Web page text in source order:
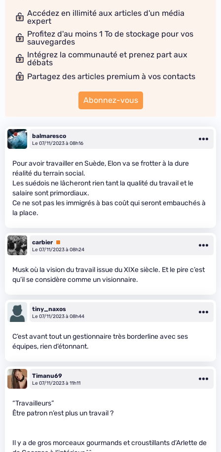
Accédez en illimité aux articles d'un média
expert
Profitez d'au moins 1 To de stockage pour vos
sauvegardes
Intégrez la communauté et prenez part aux
débats
Partagez des articles premium à vos contacts
Abonnez-vous
balmaresco
Le 07/11/2023 à 08h16
Pour avoir travailler en Suède, Elon va se frotter à la dure
réalité du terrain social.
Les suédois ne lâcheront rien tant la qualité du travail et le
salaire sont primordiaux.
Ce ne sot pas les immigrés à bas coût qui seront embauchés à
la place.
carbier Premium
Le 07/11/2023 à 08h24
Musk où la vision du travail issue du XIXe siècle. Et le pire c’est
qu’il se considère comme un visionnaire.
tiny_naxos
Le 07/11/2023 à 08h44
C’est avant tout un gestionnaire très borderline avec ses
équipes, rien d’étonnant.
Timanu69
Le 07/11/2023 à 11h11
“Travailleurs”
Être patron n’est plus un travail ?
Il y a de gros morceaux gourmands et croustillants d’Arlette de